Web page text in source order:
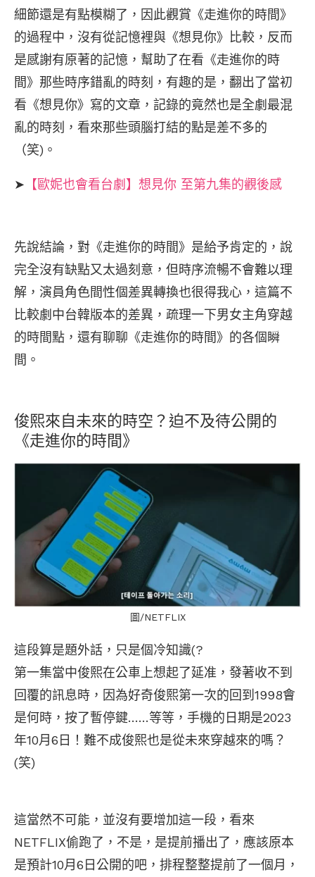
細節還是有點模糊了，因此觀賞《走進你的時間》
的過程中，沒有從記憶裡與《想見你》比較，反而
是感謝有原著的記憶，幫助了在看《走進你的時
間》那些時序錯亂的時刻，有趣的是，翻出了當初
看《想見你》寫的文章，記錄的竟然也是全劇最混
亂的時刻，看來那些頭腦打結的點是差不多的
（笑)。
➤ 【歐妮也會看台劇】想見你 至第九集的觀後感
先說結論，對《走進你的時間》是給予肯定的，說
完全沒有缺點又太過刻意，但時序流暢不會難以理
解，演員角色間性個差異轉換也很得我心，這篇不
比較劇中台韓版本的差異，疏理一下男女主角穿越
的時間點，還有聊聊《走進你的時間》的各個瞬
間。
俊熙來自未來的時空？迫不及待公開的
《走進你的時間》
圖/NETFLIX
這段算是題外話，只是個冷知識(?
第一集當中俊熙在公車上想起了延准，發著收不到
回覆的訊息時，因為好奇俊熙第一次的回到1998會
是何時，按了暫停鍵……等等，手機的日期是2023
年10月6日！難不成俊熙也是從未來穿越來的嗎？
(笑)
這當然不可能，並沒有要增加這一段，看來
NETFLIX偷跑了，不是，是提前播出了，應該原本
是預計10月6日公開的吧，排程整整提前了一個月，